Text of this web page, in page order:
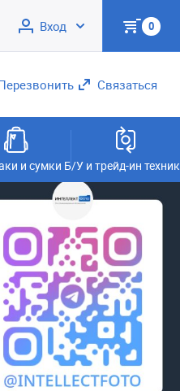
Вход 0
Связаться
и сумки Б/У и трейд-ин